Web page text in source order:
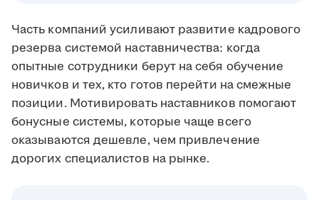
Часть компаний усиливают развитие кадрового
резерва системой наставничества: когда
опытные сотрудники берут на себя обучение
новичков и тех, кто готов перейти на смежные
позиции. Мотивировать наставников помогают
бонусные системы, которые чаще всего
оказываются дешевле, чем привлечение
дорогих специалистов на рынке.